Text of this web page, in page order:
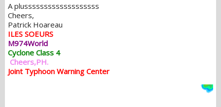
A plusssssssssssssssssss
Cheers,
Patrick Hoareau
ILES SOEURS
M974World
Cyclone Class 4
Cheers,PH.
Joint Typhoon Warning Center